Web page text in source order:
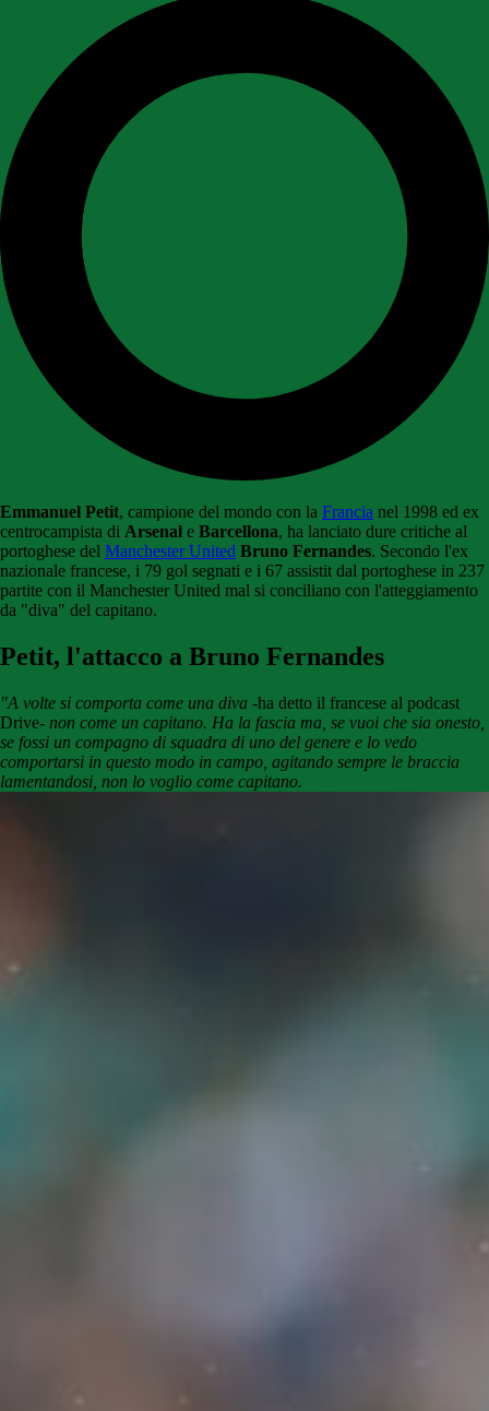
Emmanuel Petit, campione del mondo con la Francia nel 1998 ed ex
centrocampista di Arsenal e Barcellona, ha lanciato dure critiche al
portoghese del Manchester United Bruno Fernandes. Secondo l'ex
nazionale francese, i 79 gol segnati e i 67 assistit dal portoghese in 237
partite con il Manchester United mal si conciliano con l'atteggiamento
da "diva" del capitano.
Petit, l'attacco a Bruno Fernandes
"A volte si comporta come una diva -ha detto il francese al podcast
Drive- non come un capitano. Ha la fascia ma, se vuoi che sia onesto,
se fossi un compagno di squadra di uno del genere e lo vedo
comportarsi in questo modo in campo, agitando sempre le braccia
lamentandosi, non lo voglio come capitano.